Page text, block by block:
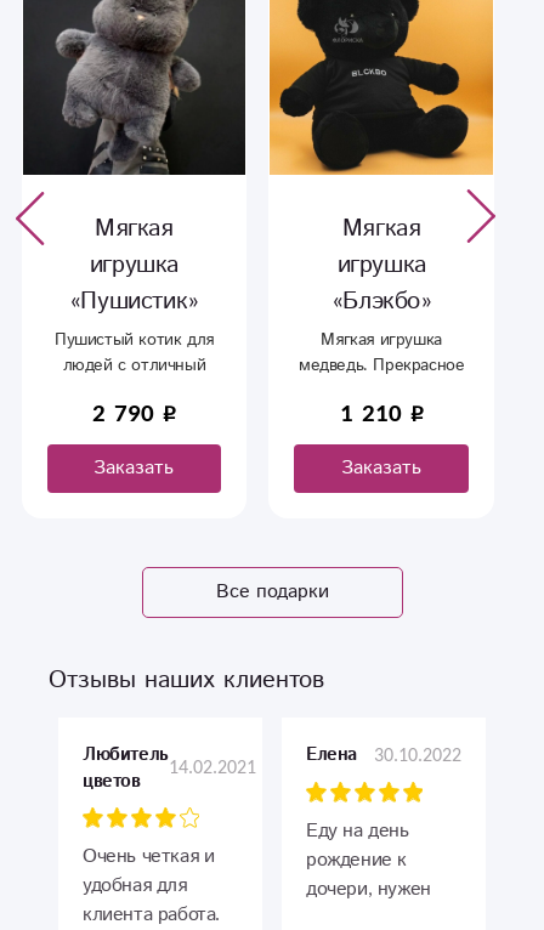
Мягкая
игрушка
«Пушистик»
Пушистый котик для
людей с отличный
подойдет к
дополнению букета!
2 790
Заказать
Мягкая
игрушка
«Блэкбо»
Мягкая игрушка
медведь. Прекрасное
1 210
Заказать
Все подарки
Отзывы наших клиентов
Любитель
цветов
14.02.2021
Очень четкая и
удобная для
клиента работа.
Елена 30.10.2022
Еду на день
рождение к
дочери, нужен